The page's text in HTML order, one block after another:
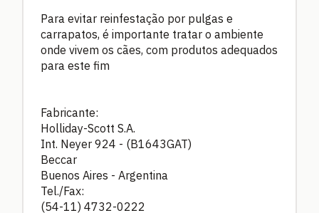
Para evitar reinfestação por pulgas e
carrapatos, é importante tratar o ambiente
onde vivem os cães, com produtos adequados
para este fim
Fabricante:
Holliday-Scott S.A.
Int. Neyer 924 - (B1643GAT)
Beccar
Buenos Aires - Argentina
Tel./Fax:
(54-11) 4732-0222